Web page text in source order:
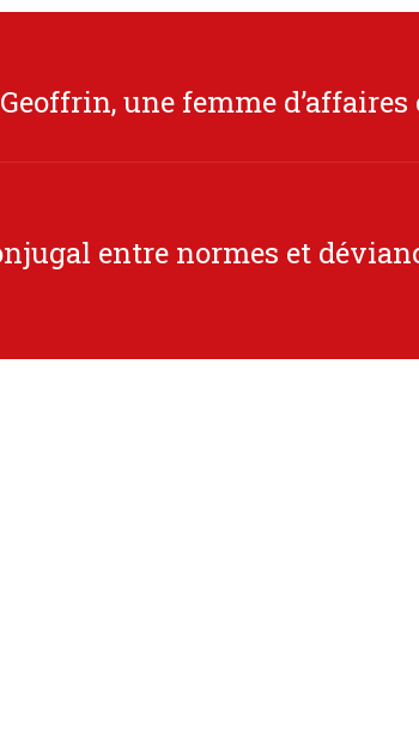
une femme d’affaires
entre normes et